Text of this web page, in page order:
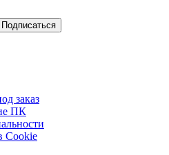
Подписаться
заказ
ПК
Cookie